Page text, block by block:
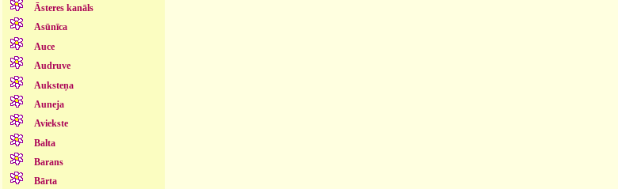
Āsteres kanāls
Asūnīca
Auce
Audruve
Auksteņa
Auneja
Aviekste
Balta
Barans
Bārta